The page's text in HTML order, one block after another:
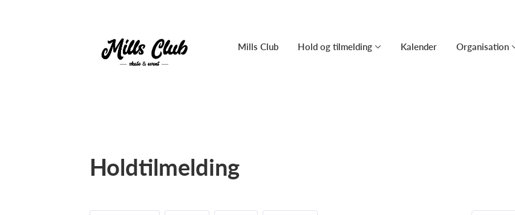
Mills Club Hold og tilmelding Kalender Organisation
Holdtilmelding